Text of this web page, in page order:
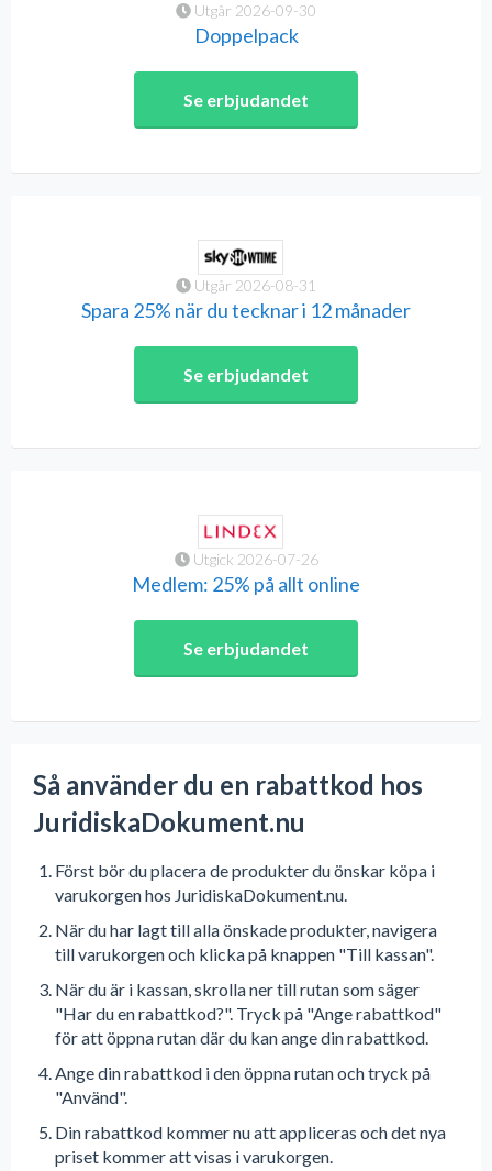
Utgår 2026-09-30
Doppelpack
Se erbjudandet
Utgår 2026-08-31
Spara 25% när du tecknar i 12 månader
Se erbjudandet
Utgick 2026-07-26
Medlem: 25% på allt online
Se erbjudandet
Så använder du en rabattkod hos
JuridiskaDokument.nu
Först bör du placera de produkter du önskar köpa i
varukorgen hos JuridiskaDokument.nu.
När du har lagt till alla önskade produkter, navigera
till varukorgen och klicka på knappen "Till kassan".
När du är i kassan, skrolla ner till rutan som säger
"Har du en rabattkod?". Tryck på "Ange rabattkod"
för att öppna rutan där du kan ange din rabattkod.
Ange din rabattkod i den öppna rutan och tryck på
"Använd".
Din rabattkod kommer nu att appliceras och det nya
priset kommer att visas i varukorgen.